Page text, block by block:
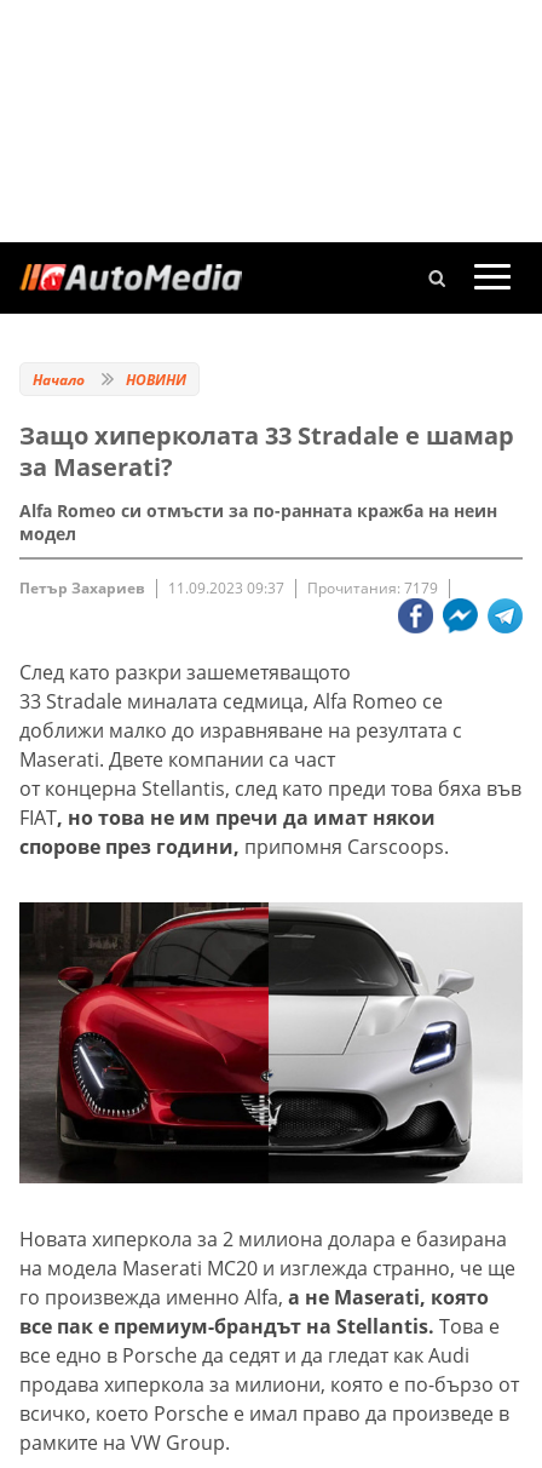
Начало НОВИНИ
Защо хиперколата 33 Stradale е шамар
за Maserati?
Alfa Romeo си отмъсти за по-ранната кражба на неин
модел
Петър Захариев 11.09.2023 09:37 Прочитания: 7179
След като разкри зашеметяващото
33 Stradale миналата седмица, Alfa Romeo се
доближи малко до изравняване на резултата с
Maserati. Двете компании са част
от концерна Stellantis, след като преди това бяха във
FIAT, но това не им пречи да имат някои
спорове през години, припомня Carscoops.
Новата хиперкола за 2 милиона долара е базирана
на модела Maserati MC20 и изглежда странно, че ще
го произвежда именно Alfa, а не Maserati, която
все пак е премиум-брандът на Stellantis. Това е
все едно в Porsche да седят и да гледат как Audi
продава хиперкола за милиони, която е по-бързо от
всичко, което Porsche е имал право да произведе в
рамките на VW Group.